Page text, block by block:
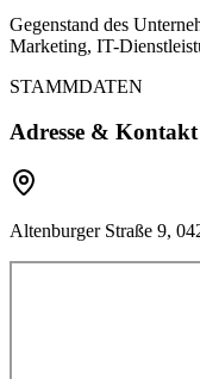
Gegenstand des
Marketing, IT-
STAMMDATEN
Adresse & Kontakt
Altenburger Straße 9,